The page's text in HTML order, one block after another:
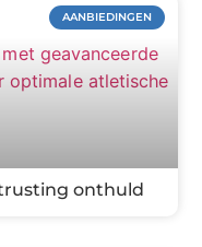
AANBIEDINGEN
onthuld